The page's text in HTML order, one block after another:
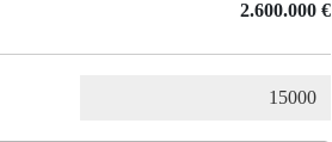
2.600.000 €